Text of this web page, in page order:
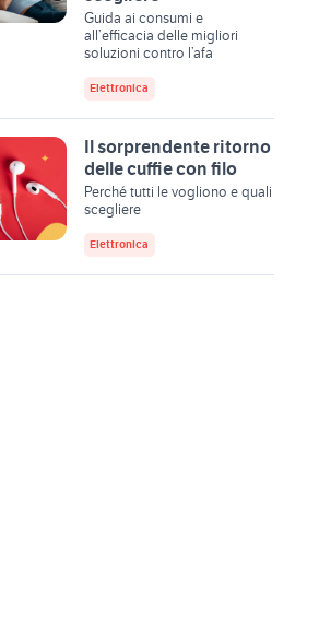
Guida ai consumi e
all’efficacia delle migliori
soluzioni contro l’afa
Elettronica
Il sorprendente ritorno
delle cuffie con filo
Perché tutti le vogliono e quali
scegliere
Elettronica